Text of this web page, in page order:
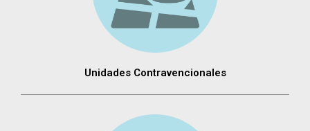
Unidades Contravencionales